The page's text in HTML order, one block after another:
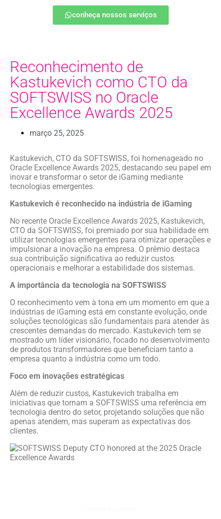
conheça nossos serviços
Reconhecimento de
Kastukevich como CTO da
SOFTSWISS no Oracle
Excellence Awards 2025
março 25, 2025
Kastukevich, CTO da SOFTSWISS, foi homenageado no
Oracle Excellence Awards 2025, destacando seu papel em
inovar e transformar o setor de iGaming mediante
tecnologias emergentes.
Kastukevich é reconhecido na indústria de iGaming
No recente Oracle Excellence Awards 2025, Kastukevich,
CTO da SOFTSWISS, foi premiado por sua habilidade em
utilizar tecnologias emergentes para otimizar operações e
impulsionar a inovação na empresa. O prêmio destaca
sua contribuição significativa ao reduzir custos
operacionais e melhorar a estabilidade dos sistemas.
A importância da tecnologia na SOFTSWISS
O reconhecimento vem à tona em um momento em que a
indústrias de iGaming está em constante evolução, onde
soluções tecnológicas são fundamentais para atender às
crescentes demandas do mercado. Kastukevich tem se
mostrado um líder visionário, focado no desenvolvimento
de produtos transformadores que beneficiam tanto a
empresa quanto a indústria como um todo.
Foco em inovações estratégicas
Além de reduzir custos, Kastukevich trabalha em
iniciativas que tornam a SOFTSWISS uma referência em
tecnologia dentro do setor, projetando soluções que não
apenas atendem, mas superam as expectativas dos
clientes.